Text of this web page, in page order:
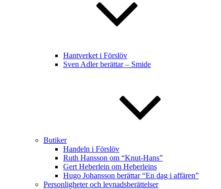
Hantverket i Förslöv
Sven Adler berättar – Smide
Butiker
Handeln i Förslöv
Ruth Hansson om “Knut-Hans”
Gert Heberlein om Heberleins
Hugo Johansson berättar “En dag i affären”
Personligheter och levnadsberättelser